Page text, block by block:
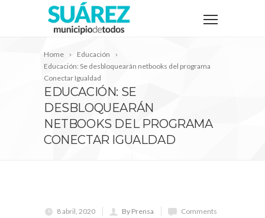
Home
Educación
Educación: Se desbloquearán netbooks del programa
Conectar Igualdad
EDUCACIÓN: SE
DESBLOQUEARÁN
NETBOOKS DEL PROGRAMA
CONECTAR IGUALDAD
8 abril, 2020 By Prensa
Comments